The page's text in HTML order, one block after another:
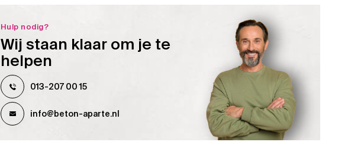
Hulp nodig?
Wij staan klaar om je te
helpen
013-207 00 15
info@beton-aparte.nl